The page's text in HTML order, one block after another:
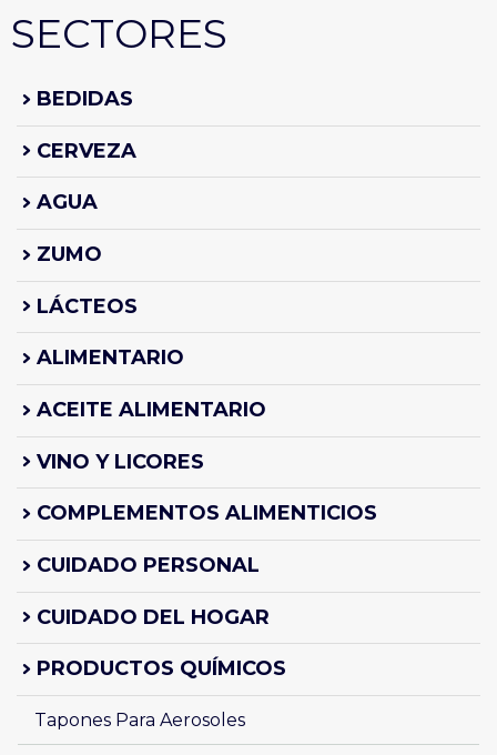
SECTORES
BEDIDAS
CERVEZA
AGUA
ZUMO
LÁCTEOS
ALIMENTARIO
ACEITE ALIMENTARIO
VINO Y LICORES
COMPLEMENTOS ALIMENTICIOS
CUIDADO PERSONAL
CUIDADO DEL HOGAR
PRODUCTOS QUÍMICOS
Tapones Para Aerosoles